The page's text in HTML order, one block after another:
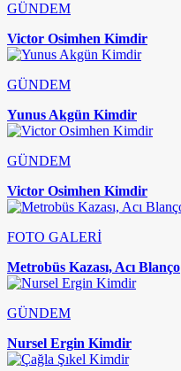
GÜNDEM
Victor Osimhen Kimdir
GÜNDEM
Yunus Akgün Kimdir
GÜNDEM
Victor Osimhen Kimdir
FOTO GALERİ
Metrobüs Kazası, Acı Blanço
GÜNDEM
Nursel Ergin Kimdir